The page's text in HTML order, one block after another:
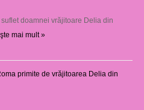
doamnei vrăjitoare Delia din
mai mult »
primite de vrăjitoarea Delia din